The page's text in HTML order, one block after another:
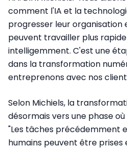
comment l'IA et la
progresser leur organisation
peuvent travailler plus
intelligemment. C'est une
dans la transformation
entreprenons avec nos
Selon Michiels, la
désormais vers une phase
"Les tâches précédemment
humains peuvent être prises